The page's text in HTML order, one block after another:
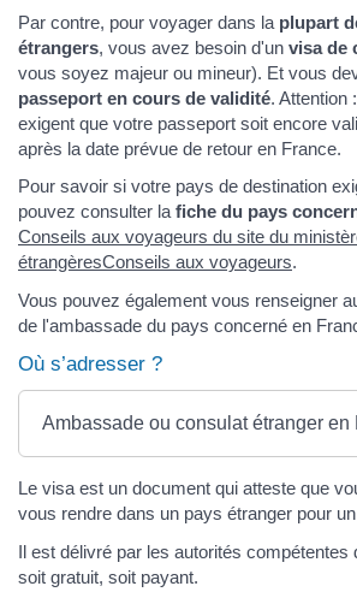
Par contre, pour voyager dans la plupart
étrangers, vous avez besoin d'un visa de
vous soyez majeur ou mineur). Et vous
passeport en cours de validité. Attention
exigent que votre passeport soit encore
après la date prévue de retour en France.
Pour savoir si votre pays de destination
pouvez consulter la fiche du pays
Conseils aux voyageurs du site du
étrangèresConseils aux voyageurs.
Vous pouvez également vous renseigner
de l'ambassade du pays concerné en
Où s’adresser ?
Ambassade ou consulat étranger en
Le visa est un document qui atteste que
vous rendre dans un pays étranger pour
Il est délivré par les autorités compétentes
soit gratuit, soit payant.